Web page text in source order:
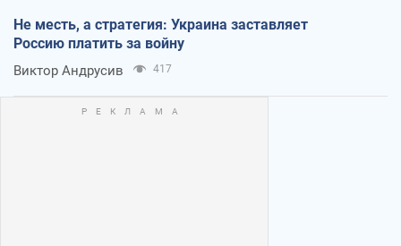
Не месть, а стратегия: Украина заставляет
Россию платить за войну
Виктор Андрусив 417